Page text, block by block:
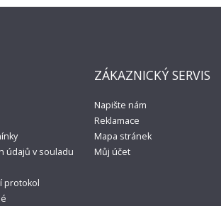
Do košíku
RICK AND MORTY | Školní penál
449,00Kč
údajů v souladu
protokol
ZÁKAZNICKÝ SERVIS
Napište nám
Reklamace
Mapa stránek
Můj účet